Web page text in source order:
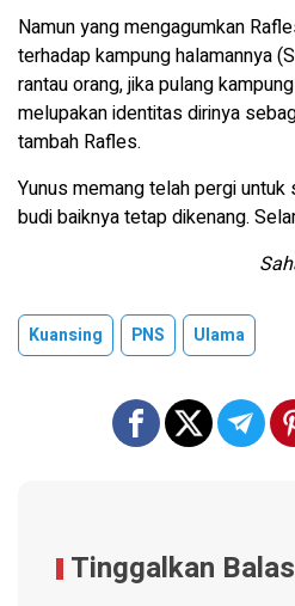
Namun yang mengagumkan
terhadap kampung halamannya
rantau orang, jika pulang
melupakan identitas dirinya
tambah Rafles.
Yunus memang telah pergi untuk
budi baiknya tetap dikenang.
Kuansing PNS Ulama
Tinggalkan